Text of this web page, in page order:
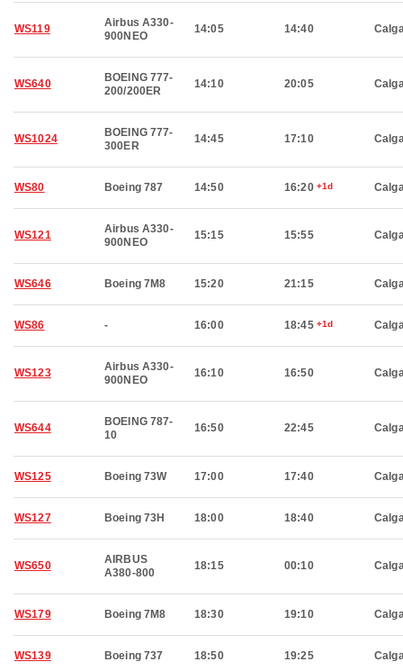
WS119
Airbus A330-
900NEO
14:05 14:40
WS640
BOEING 777-
200/200ER
14:10 20:05
WS1024
BOEING 777-
300ER
14:45 17:10
WS80 Boeing 787 14:50 16:20 +1d
WS121
Airbus A330-
900NEO
15:15 15:55
WS646 Boeing 7M8 15:20 21:15
WS86 - 16:00 18:45 +1d
WS123
Airbus A330-
900NEO
16:10 16:50
WS644
BOEING 787-
10
16:50 22:45
WS125 Boeing 73W 17:00 17:40
WS127 Boeing 73H 18:00 18:40
WS650
AIRBUS
A380-800
18:15 00:10
WS179 Boeing 7M8 18:30 19:10
WS139 Boeing 737 18:50 19:25